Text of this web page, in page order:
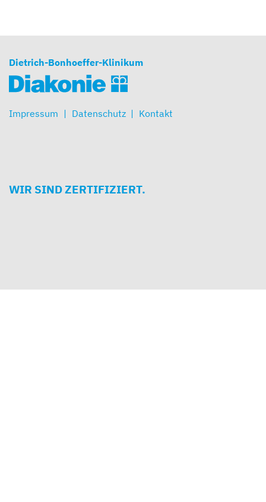
Dietrich-Bonhoeffer-Klinikum
Impressum Datenschutz Kontakt
WIR SIND ZERTIFIZIERT.